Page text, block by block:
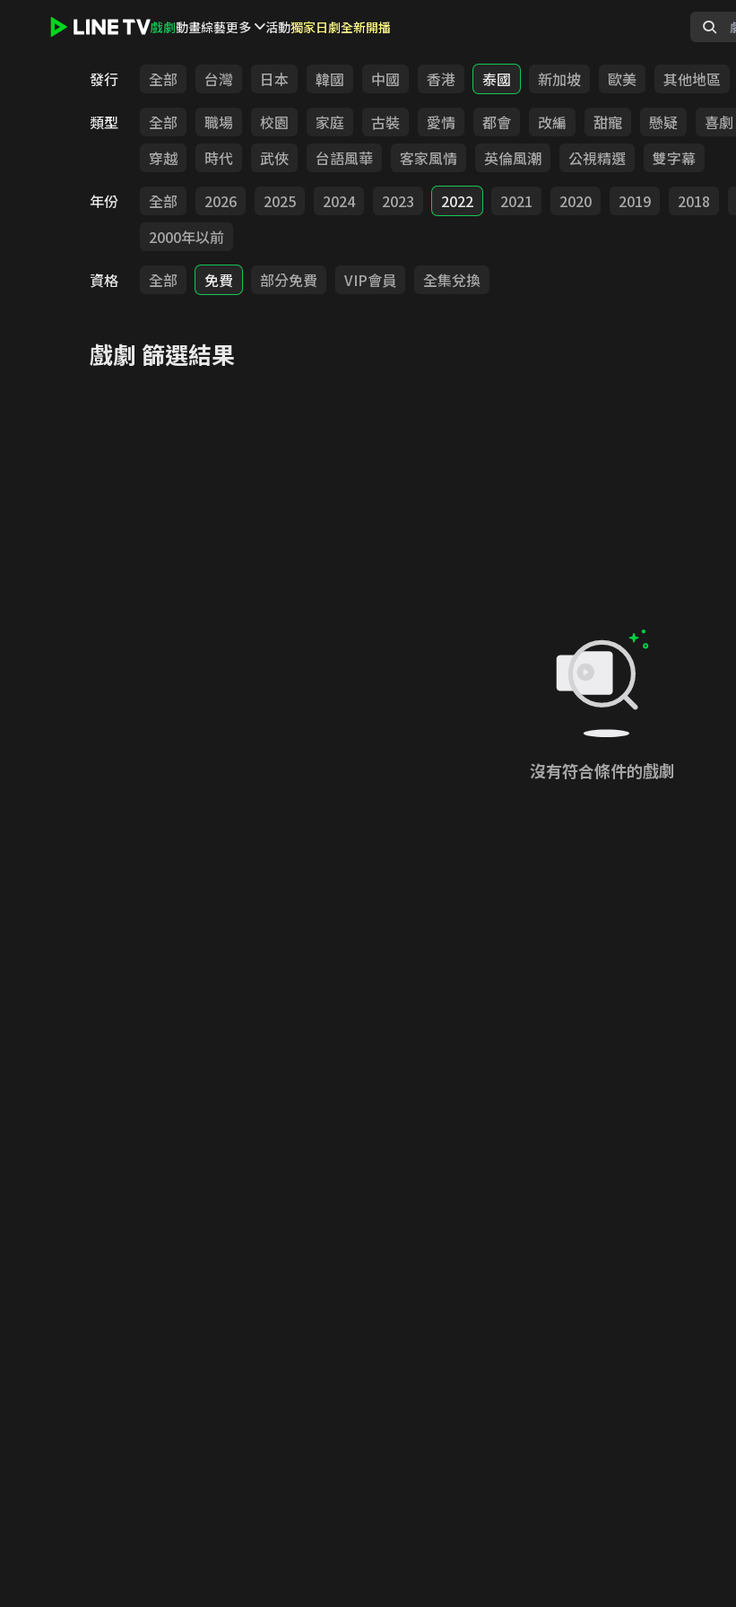
戲劇動畫綜藝更多 活動獨家日劇全新開播
發行 全部 台灣 日本 韓國 中國 香港 泰國 新加坡 歐美
其他地區
類型
全部 職場 校園 家庭 古裝 愛情 都會 改編 甜寵 懸疑 喜劇
穿越
時代 武俠 台語風華 客家風情 英倫風潮 公視精選
雙字幕
年份
全部 2026 2025 2024 2023 2022 2021 2020 2019 2018
2000年以前
資格
全部 免費 部分免費 VIP會員 全集兌換
戲劇 篩選結果
沒有符合條件的戲劇